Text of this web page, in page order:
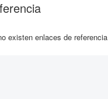
existen enlaces de referencia